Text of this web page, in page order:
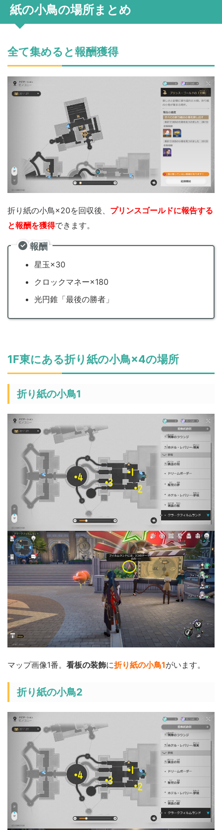
紙の小鳥の場所まとめ
全て集めると報酬獲得
折り紙の小鳥×20を回収後、 プリンスゴールドに報告する
と報酬を獲得できます。
報酬
星玉×30
クロックマネー×180
光円錐「最後の勝者」
1F東にある折り紙の小鳥×4の場所
折り紙の小鳥1
マップ画像1番。 看板の装飾に折り紙の小鳥1がいます。
折り紙の小鳥2